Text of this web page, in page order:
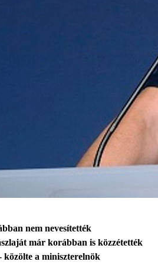
nem nevesítették
már korábban is közzétették
közölte a miniszterelnök